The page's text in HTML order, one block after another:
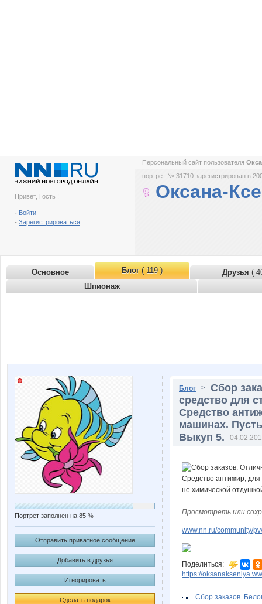
Привет, Гость !
- Войти
- Зарегистрироваться
Персональный сайт пользователя
портрет № 31710 зарегистрирован в
Оксана-
Основное Блог( 119 ) Друзья (
Шпионаж
Портрет заполнен на 85 %
Отправить приватное сообщение
Добавить в друзья
Игнорировать
Сделать подарок
Блог > Сбор
средство для
Средство
машинах.
Выкуп 5.
Просмотреть или
www.nn.ru/community/
Поделиться:
https://
Сбор заказов.